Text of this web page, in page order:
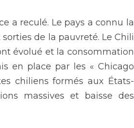
a reculé. Le pays a connu la
de la pauvreté. Le Chili
évolué et la consommation
en place par les « Chicago
chiliens formés aux États-
massives et baisse des